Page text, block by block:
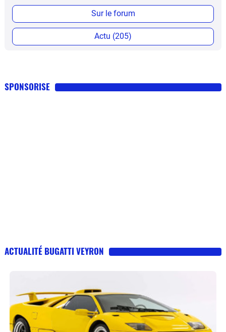
Sur le forum
Actu (205)
SPONSORISE
ACTUALITÉ BUGATTI VEYRON